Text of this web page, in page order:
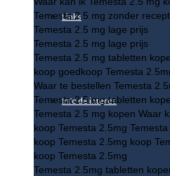
Links
Info de interés
Temesta 2.5 mg zonder
Temesta 2.5 mg lage prijs
Temesta 2.5 mg lage prijs
Temesta 2.5 mg tabletten
koop goedkoop Temesta
Waar te bestellen Temesta
Temesta 2.5 mg tabletten
Temesta 2.5 mg kopen Waar
koop Temesta 2.5mg
koop Temesta 2.5mg koop
koop Temesta 2.5mg
Temesta 2.5mg tabletten